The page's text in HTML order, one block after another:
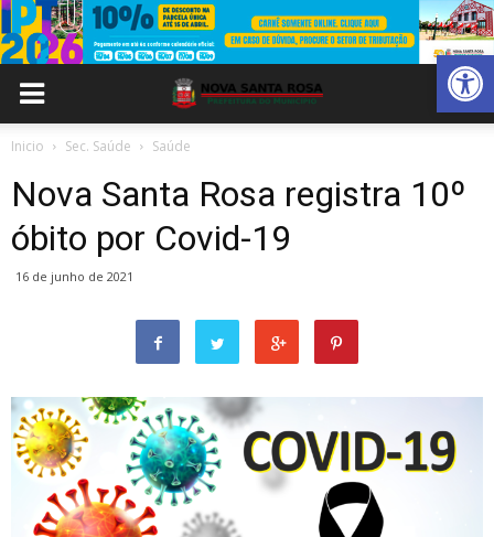
Abrir
Inicio Sec. Saúde Saúde
Nova Santa Rosa registra 10º
óbito por Covid-19
16 de junho de 2021